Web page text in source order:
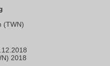
(TWN)
2018